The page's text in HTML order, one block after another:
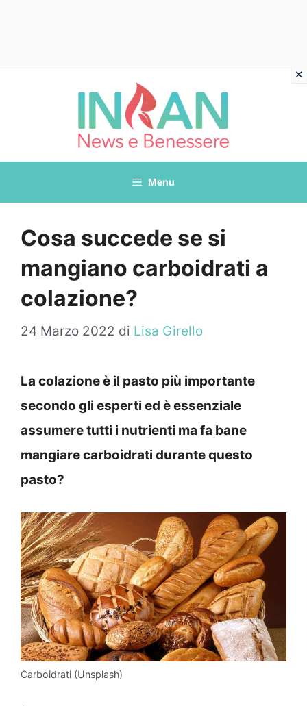
Menu
Cosa succede se si
mangiano carboidrati a
colazione?
24 Marzo 2022 di Lisa Girello
La colazione è il pasto più importante
secondo gli esperti ed è essenziale
assumere tutti i nutrienti ma fa bane
mangiare carboidrati durante questo
pasto?
Carboidrati (Unsplash)